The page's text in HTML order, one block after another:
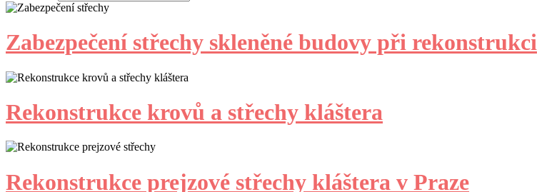
Zabezpečení střechy skleněné budovy při rekonstrukci
Rekonstrukce krovů a střechy kláštera
Rekonstrukce prejzové střechy kláštera v Praze